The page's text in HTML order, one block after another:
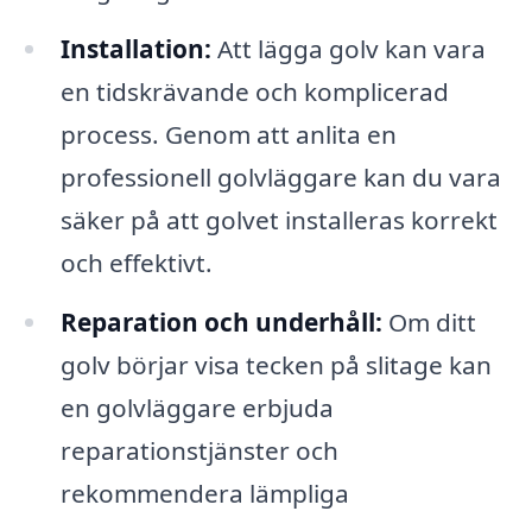
Installation: Att lägga golv kan vara
en tidskrävande och komplicerad
process. Genom att anlita en
professionell golvläggare kan du vara
säker på att golvet installeras korrekt
och effektivt.
Reparation och underhåll: Om ditt
golv börjar visa tecken på slitage kan
en golvläggare erbjuda
reparationstjänster och
rekommendera lämpliga